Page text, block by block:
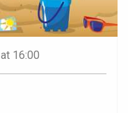
at 16:00